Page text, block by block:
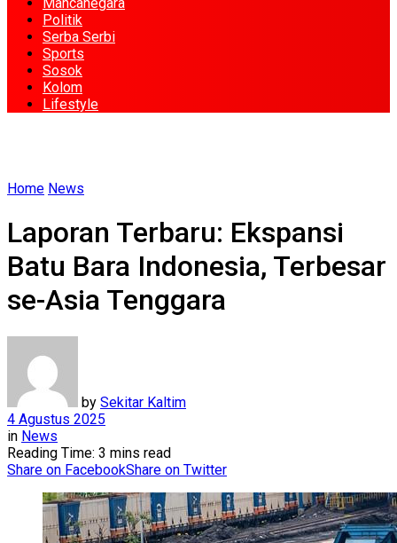
Politik
Serba Serbi
Sports
Sosok
Kolom
Lifestyle
Home News
Laporan Terbaru: Ekspansi
Batu Bara Indonesia, Terbesar
se-Asia Tenggara
by Sekitar Kaltim
4 Agustus 2025
in News
Reading Time: 3 mins read
Share on FacebookShare on Twitter